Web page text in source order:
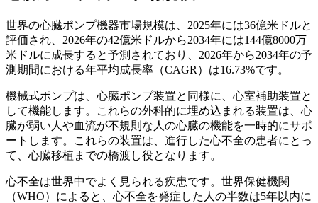
世界の心臓ポンプ機器市場規模は、2025年には36億米ドルと
評価され、2026年の42億米ドルから2034年には144億8000万
米ドルに成長すると予測されており、2026年から2034年の予
測期間における年平均成長率（CAGR）は16.73%です。
機械式ポンプは、心臓ポンプ装置と同様に、心室補助装置と
して機能します。これらの外科的に埋め込まれる装置は、心
臓が弱い人や血流が不規則な人の心臓の機能を一時的にサポ
ートします。これらの装置は、進行した心不全の患者にとっ
て、心臓移植までの橋渡し役となります。
心不全は世界中でよく見られる疾患です。世界保健機関
（WHO）によると、心不全を発症した人の半数は5年以内に